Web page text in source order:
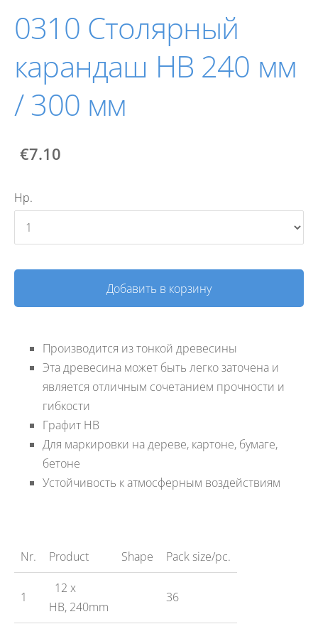
0310 Cтолярный
карандаш HB 240 мм
/ 300 мм
€7.10
Нр.
Добавить в корзину
Производится из тонкой древесины
Эта древесина может быть легко заточена и
является отличным сочетанием прочности и
гибкости
Графит HB
Для маркировки на дереве, картоне, бумаге,
бетоне
Устойчивость к атмосферным воздействиям
Nr. Product Shape Pack size/pc.
1
12 x
HB, 240mm
36